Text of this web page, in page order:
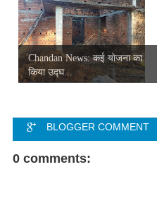
Chandan News: कई योजना का
किया उद्घ...
BLOGGER COMMENT
FACEBOOK COMMENT
0 comments: